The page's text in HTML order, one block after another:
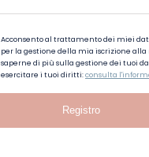
Acconsento al trattamento dei miei dati
per la gestione della mia iscrizione alla
saperne di più sulla gestione dei tuoi
esercitare i tuoi diritti:consulta
Registro